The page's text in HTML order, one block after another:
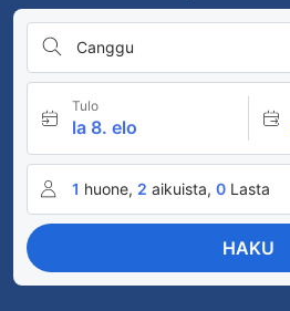
Canggu
Tulo
la 8. elo
1 huone, 2 aikuista, 0 Lasta
HAKU